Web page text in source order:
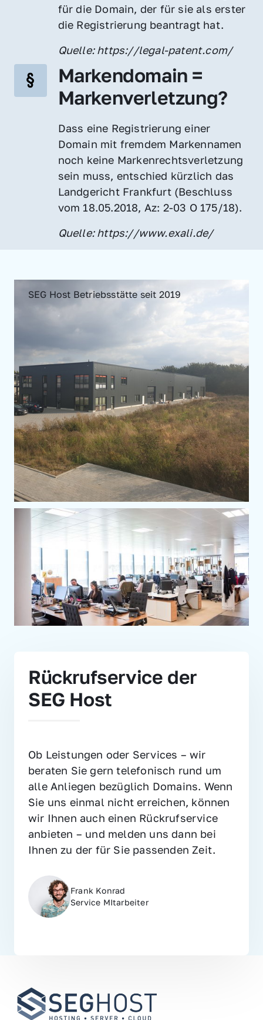
für die Domain, der für sie als erster
die Registrierung beantragt hat.
Quelle: https://legal-patent.com/
Markendomain =
Markenverletzung?
Dass eine Registrierung einer
Domain mit fremdem Markennamen
noch keine Markenrechtsverletzung
sein muss, entschied kürzlich das
Landgericht Frankfurt (Beschluss
vom 18.05.2018, Az: 2-03 O 175/18).
Quelle: https://www.exali.de/
SEG Host Betriebsstätte seit 2019
Rückrufservice der
SEG Host
Ob Leistungen oder Services – wir
beraten Sie gern telefonisch rund um
alle Anliegen bezüglich Domains. Wenn
Sie uns einmal nicht erreichen, können
wir Ihnen auch einen Rückrufservice
anbieten – und melden uns dann bei
Ihnen zu der für Sie passenden Zeit.
Frank Konrad
Service MItarbeiter